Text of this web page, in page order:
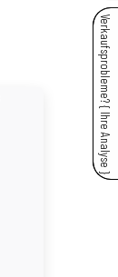
Verkaufsprobleme? { Ihre Analyse }